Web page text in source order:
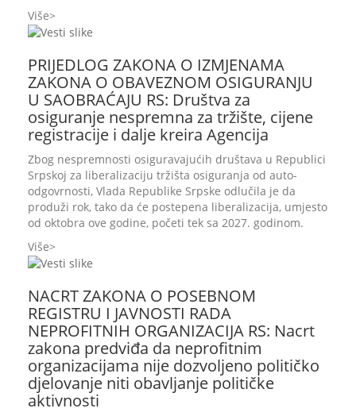
Više
PRIJEDLOG ZAKONA O IZMJENAMA
ZAKONA O OBAVEZNOM OSIGURANJU
U SAOBRAĆAJU RS: Društva za
osiguranje nespremna za tržište, cijene
registracije i dalje kreira Agencija
Zbog nespremnosti osiguravajućih društava u Republici
Srpskoj za liberalizaciju tržišta osiguranja od auto-
odgovrnosti, Vlada Republike Srpske odlučila je da
produži rok, tako da će postepena liberalizacija, umjesto
od oktobra ove godine, početi tek sa 2027. godinom.
Više
NACRT ZAKONA O POSEBNOM
REGISTRU I JAVNOSTI RADA
NEPROFITNIH ORGANIZACIJA RS: Nacrt
zakona predviđa da neprofitnim
organizacijama nije dozvoljeno političko
djelovanje niti obavljanje političke
aktivnosti